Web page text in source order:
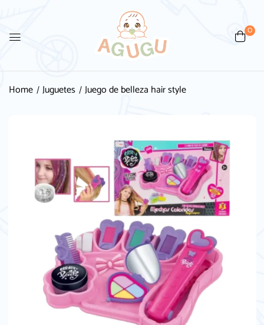
0
Home Juguetes Juego de belleza hair style